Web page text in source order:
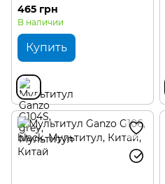
465 грн
В наличии
Купить